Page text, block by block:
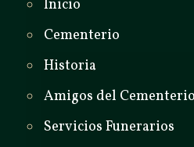
Inicio
Cementerio
Historia
Amigos del Cementerio
Servicios Funerarios